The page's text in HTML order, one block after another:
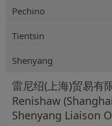
Pechino
Tientsin
Shenyang
雷尼绍(上海)贸易有
Renishaw
Shenyang Liaison